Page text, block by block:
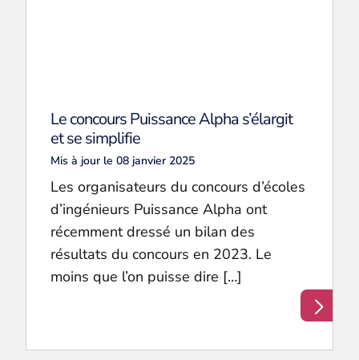
Le concours Puissance Alpha s’élargit
et se simplifie
Mis à jour le 08 janvier 2025
Les organisateurs du concours d’écoles
d’ingénieurs Puissance Alpha ont
récemment dressé un bilan des
résultats du concours en 2023. Le
moins que l’on puisse dire […]